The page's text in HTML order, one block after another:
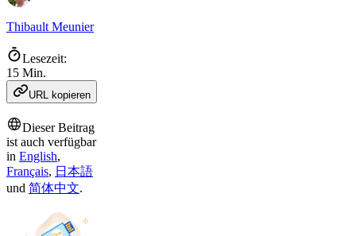
Thibault Meunier
Lesezeit:
15 Min.
URL kopieren
Dieser Beitrag
ist auch verfügbar
in English,
Français, 日本語
und 简体中文.